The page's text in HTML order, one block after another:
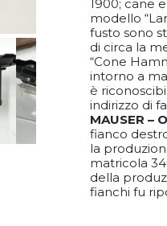
1900; cane
modello
fusto sono
di circa la
“Cone
intorno a
è
indirizzo di
MAUSER –
fianco
la
matricola
della
fianchi fu